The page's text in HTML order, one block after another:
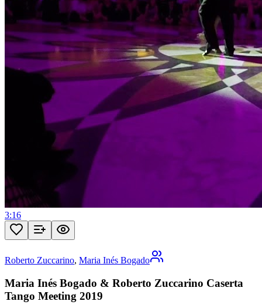
3:16
Roberto Zuccarino, Maria Inés Bogado
Maria Inés Bogado & Roberto Zuccarino Caserta
Tango Meeting 2019